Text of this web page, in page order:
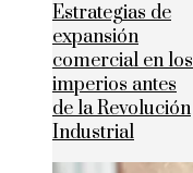
Estrategias de
expansión
comercial en los
imperios antes
de la Revolución
Industrial